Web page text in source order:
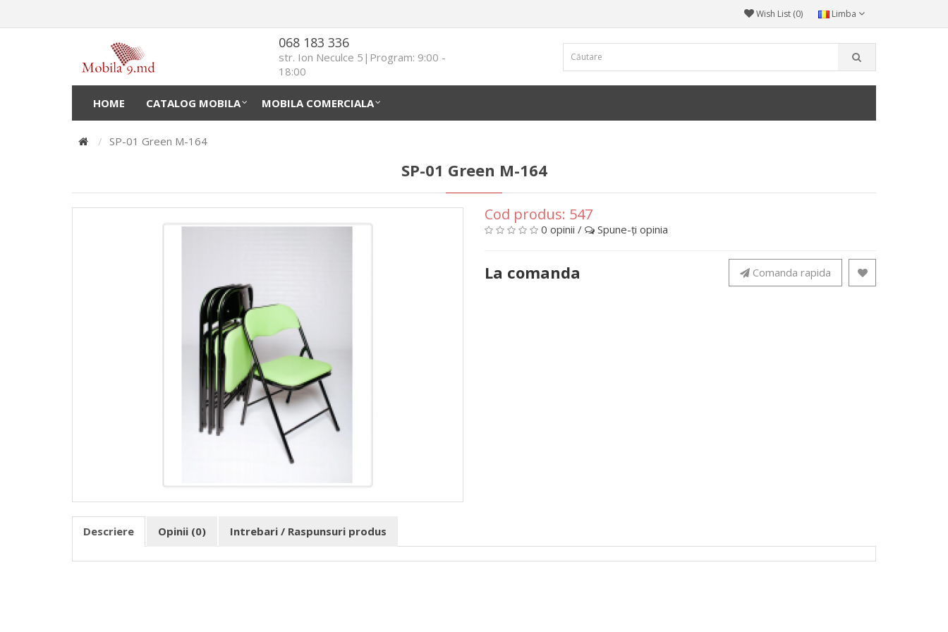
Limba
Wish List (0)
068 183 336
str. Ion Neculce 5|Program: 9:00 -
18:00
HOME CATALOG MOBILA MOBILA COMERCIALA
SP-01 Green M-164
SP-01 Green M-164
Cod produs: 547
0 opinii / Spune-ţi opinia
La comanda Comanda rapida
Descriere Opinii (0) Intrebari / Raspunsuri produs